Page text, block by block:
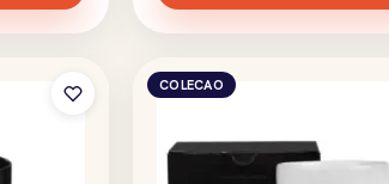
COLECAO